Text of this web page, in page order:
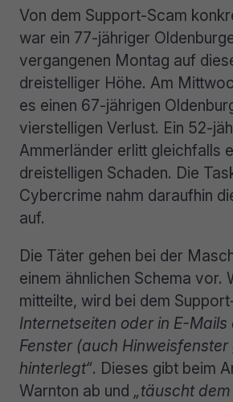
Von dem Support-Scam
war ein 77-jähriger
vergangenen Montag auf
dreistelliger Höhe. Am
es einen 67-jährigen
vierstelligen Verlust. Ein 52-
Ammerländer erlitt gleichfalls
dreistelligen Schaden. Die
Cybercrime nahm daraufhin
auf.
Die Täter gehen bei der
einem ähnlichen Schema vor.
mitteilte, wird bei dem
Internetseiten oder in E-Mails
Fenster (auch Hinweisfenster
hinterlegt“. Dieses gibt beim
Warnton ab und „täuscht